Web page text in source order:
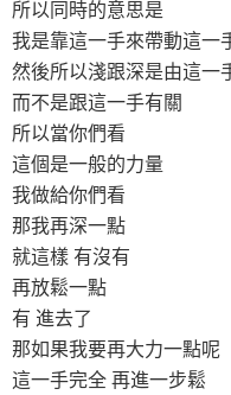
所以同時的意思是
我是靠這一手來帶動這一
然後所以淺跟深是由這一
而不是跟這一手有關
所以當你們看
這個是一般的力量
我做給你們看
那我再深一點
就這樣 有沒有
再放鬆一點
有 進去了
那如果我要再大力一點呢
這一手完全 再進一步鬆